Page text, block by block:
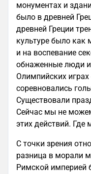
монументах и
было в древней
древней Греции
культуре было как
и на воспевание
обнаженные люди
Олимпийских
соревновались
Существовали
Сейчас мы не
этих действий. Где
С точки зрения
разница в морали
Римской империей